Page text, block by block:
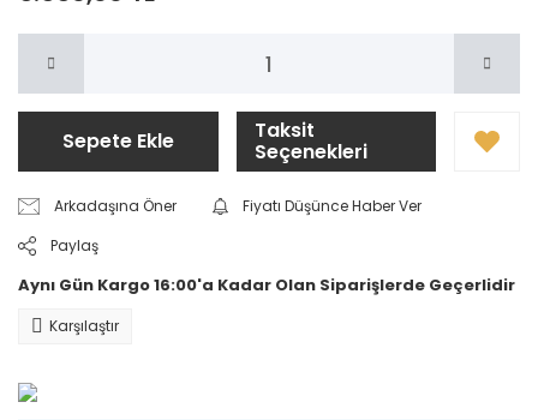
Sepete Ekle Taksit
Seçenekleri
Arkadaşına Öner
Fiyatı Düşünce Haber Ver
Paylaş
Aynı Gün Kargo 16:00'a Kadar Olan Siparişlerde Geçerlidir
Karşılaştır